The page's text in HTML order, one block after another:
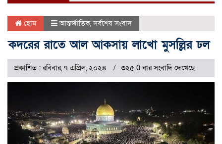
হোম আন্তর্জাতিক,সর্বশেষ সংবাদ
কদরের রাতে আল আকসায় লাখো মুসল্লির ঢল
প্রকাশিত : রবিবার, ৭ এপ্রিল, ২০২৪ ৩২৫ 0 বার সংবাদি দেখেছে